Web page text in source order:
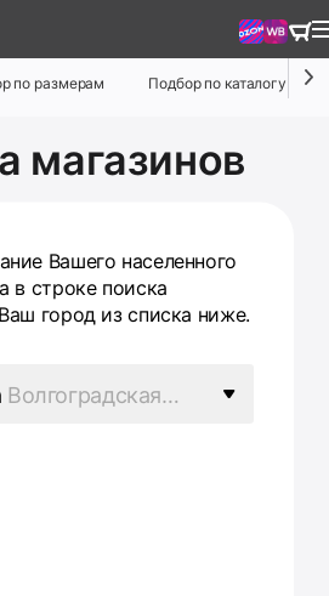
по размерам Подбор по каталогу
магазинов
Вашего населенного
в строке поиска
город из списка ниже.
Волгоградская